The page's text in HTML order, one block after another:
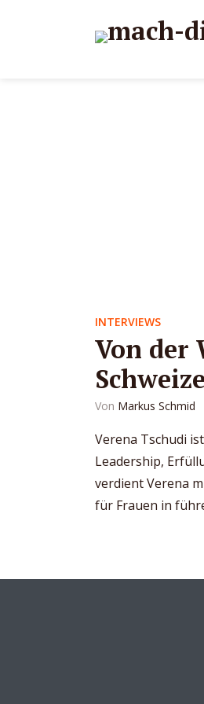
INTERVIEWS
Von der
Von Markus Schmid
Verena Tschudi
Leadership,
verdient Verena
für Frauen in